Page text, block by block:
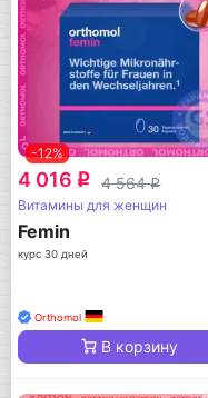
-12%
4 016 q 4 564q
Витамины для женщин
Femin
курс 30 дней
Orthomol
В корзину